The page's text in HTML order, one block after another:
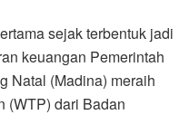
sejak terbentuk jadi
keuangan Pemerintah
Natal (Madina) meraih
(WTP) dari Badan